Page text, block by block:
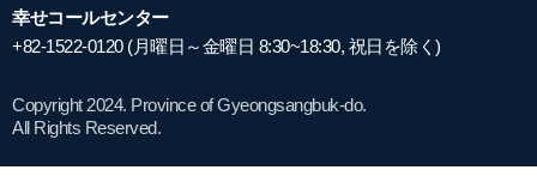
幸せコールセンター
+82-1522-0120 (月曜日～金曜日 8:30~18:30, 祝日を除く)
Copyright 2024. Province of Gyeongsangbuk-do.
All Rights Reserved.